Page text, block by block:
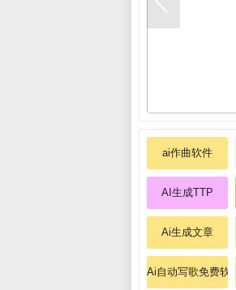
ai作曲软件
AI生成TTP
Ai生成文章
Ai自动写歌免费软件